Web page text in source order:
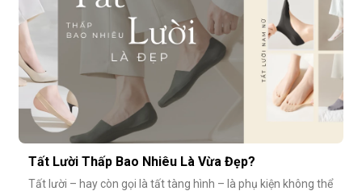
Tất Lười Thấp Bao Nhiêu Là Vừa Đẹp?
Tất lười – hay còn gọi là tất tàng hình – là phụ kiện không thể